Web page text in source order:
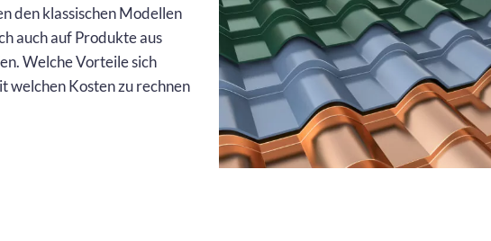
den klassischen Modellen
auch auf Produkte aus
Welche Vorteile sich
welchen Kosten zu rechnen